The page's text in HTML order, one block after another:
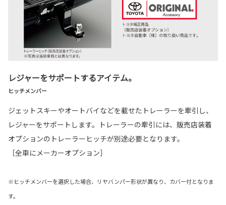
レジャーをサポートするアイテム。
ヒッチメンバー
ジェットスキーやオートバイなどを載せたトレーラーを牽引し、
レジャーをサポートします。トレーラーの牽引には、販売店装着
オプションのトレーラーヒッチが別途必要となります。
［全車にメーカーオプション］
※ヒッチメンバーを選択した場合、リヤバンパー形状が異なり、カバー付となりま
す。